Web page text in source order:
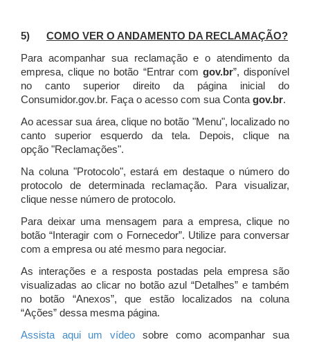
5) COMO VER O ANDAMENTO DA RECLAMAÇÃO?
Para acompanhar sua reclamação e o atendimento da
empresa, clique no botão “Entrar com gov.br”, disponível
no canto superior direito da página inicial do
Consumidor.gov.br. Faça o acesso com sua Contagov.br.
Ao acessar sua área, clique no botão "Menu", localizado no
canto superior esquerdo da tela. Depois, clique na
opção "Reclamações".
Na coluna "Protocolo", estará em destaque o número do
protocolo de determinada reclamação. Para visualizar,
clique nesse número de protocolo.
Para deixar uma mensagem para a empresa, clique no
botão “Interagir com o Fornecedor”. Utilize para conversar
com a empresa ou até mesmo para negociar.
As interações e a resposta postadas pela empresa são
visualizadas ao clicar no botão azul “Detalhes” e também
no botão “Anexos”, que estão localizados na coluna
“Ações” dessa mesma página.
Assista aqui um vídeo sobre como acompanhar sua